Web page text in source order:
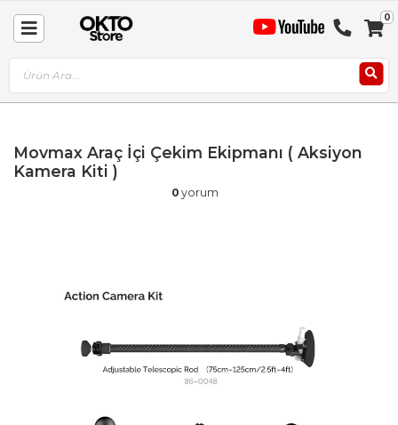
Toggle
Nav
0
Movmax Araç İçi Çekim Ekipmanı ( Aksiyon
Kamera Kiti )
0 yorum